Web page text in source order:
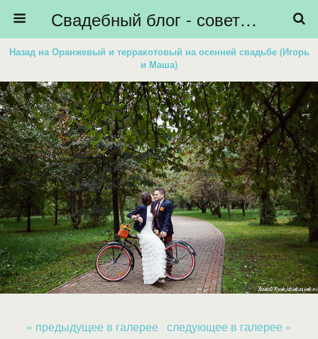
Свадебный блог - советы невестам, подготовка к свадьбе - HiBride
Назад на Оранжевый и терракотовый на осенней свадьбе (Игорь
и Маша)
« предыдущее в галерее следующее в галерее »